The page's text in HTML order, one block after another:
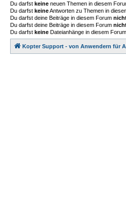
Du darfst keine neuen Themen in diesem
Du darfst keineAntworten zu Themen in
Du darfst deine Beiträge in diesem Forum
Du darfst deine Beiträge in diesem Forum
Du darfst keine Dateianhänge in diesem
Kopter Support - von Anwendern für